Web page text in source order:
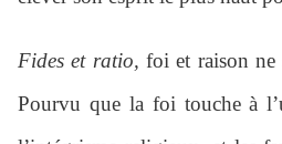
Fides et ratio, foi et raison ne
Pourvu que la foi touche à